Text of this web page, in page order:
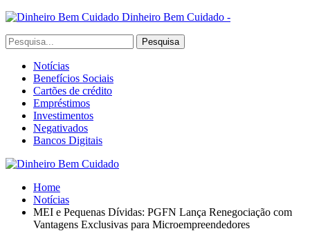
Dinheiro Bem Cuidado -
Notícias
Benefícios Sociais
Cartões de crédito
Empréstimos
Investimentos
Negativados
Bancos Digitais
Home
Notícias
MEI e Pequenas Dívidas: PGFN Lança Renegociação com
Vantagens Exclusivas para Microempreendedores